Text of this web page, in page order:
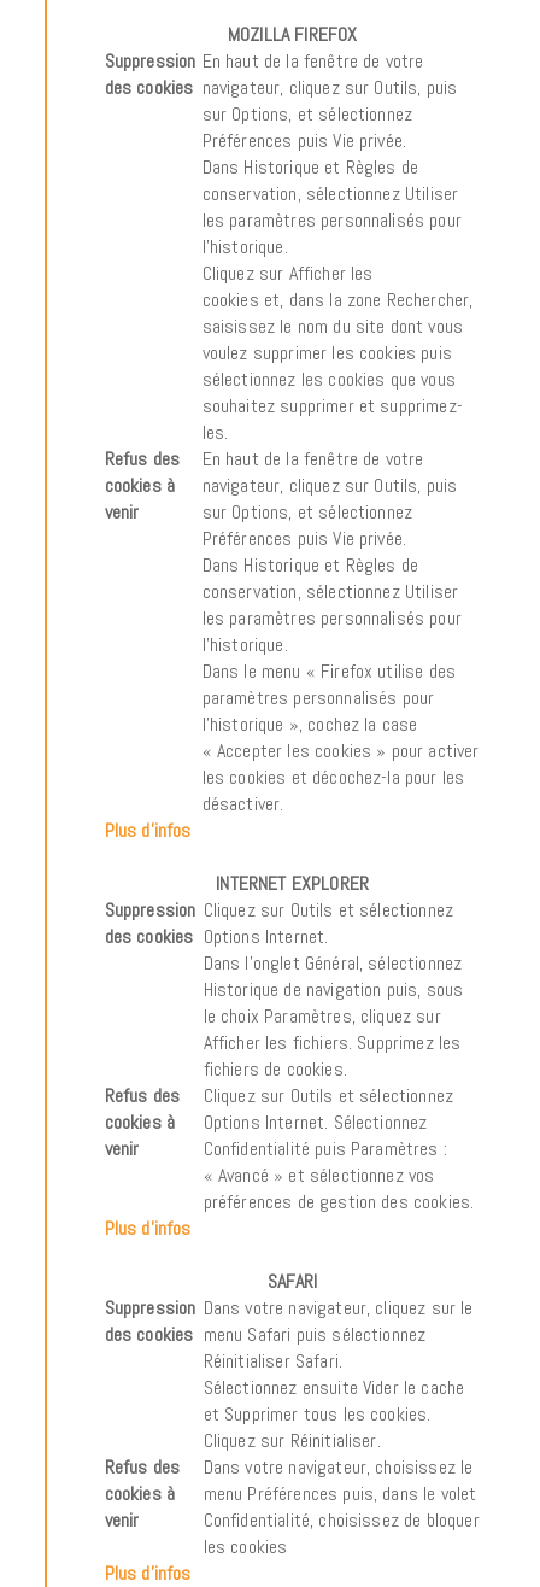
MOZILLA FIREFOX
Suppression
des cookies
En haut de la fenêtre de votre
navigateur, cliquez sur Outils, puis
sur Options, et sélectionnez
Préférences puis Vie privée.
Dans Historique et Règles de
conservation, sélectionnez Utiliser
les paramètres personnalisés pour
l’historique.
Cliquez sur Afficher les
cookies et, dans la zone Rechercher,
saisissez le nom du site dont vous
voulez supprimer les cookies puis
sélectionnez les cookies que vous
souhaitez supprimer et supprimez-
les.
Refus des
cookies à
venir
En haut de la fenêtre de votre
navigateur, cliquez sur Outils, puis
sur Options, et sélectionnez
Préférences puis Vie privée.
Dans Historique et Règles de
conservation, sélectionnez Utiliser
les paramètres personnalisés pour
l’historique.
Dans le menu « Firefox utilise des
paramètres personnalisés pour
l’historique », cochez la case
« Accepter les cookies » pour activer
les cookies et décochez-la pour les
désactiver.
Plus d’infos
INTERNET EXPLORER
Suppression
des cookies
Cliquez sur Outils et sélectionnez
Options Internet.
Dans l’onglet Général, sélectionnez
Historique de navigation puis, sous
le choix Paramètres, cliquez sur
Afficher les fichiers. Supprimez les
fichiers de cookies.
Refus des
cookies à
venir
Cliquez sur Outils et sélectionnez
Options Internet. Sélectionnez
Confidentialité puis Paramètres :
« Avancé » et sélectionnez vos
préférences de gestion des cookies.
Plus d’infos
SAFARI
Suppression
des cookies
Dans votre navigateur, cliquez sur le
menu Safari puis sélectionnez
Réinitialiser Safari.
Sélectionnez ensuite Vider le cache
et Supprimer tous les cookies.
Cliquez sur Réinitialiser.
Refus des
cookies à
venir
Dans votre navigateur, choisissez le
menu Préférences puis, dans le volet
Confidentialité, choisissez de bloquer
les cookies
Plus d’infos